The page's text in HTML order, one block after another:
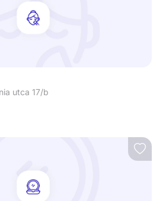
utca 17/b